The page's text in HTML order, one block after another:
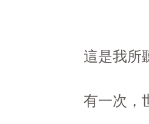
這是我所聽
有一次，世